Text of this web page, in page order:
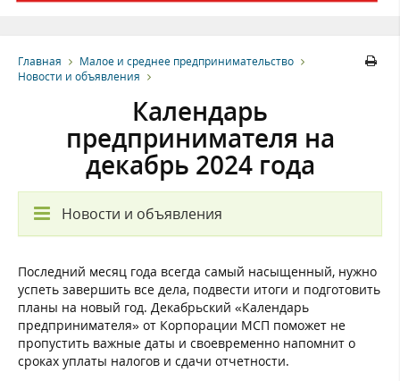
Главная
Малое и среднее предпринимательство
Новости и объявления
Календарь
предпринимателя на
декабрь 2024 года
Новости и объявления
Последний месяц года всегда самый насыщенный, нужно
успеть завершить все дела, подвести итоги и подготовить
планы на новый год. Декабрьский «Календарь
предпринимателя» от Корпорации МСП поможет не
пропустить важные даты и своевременно напомнит о
сроках уплаты налогов и сдачи отчетности.